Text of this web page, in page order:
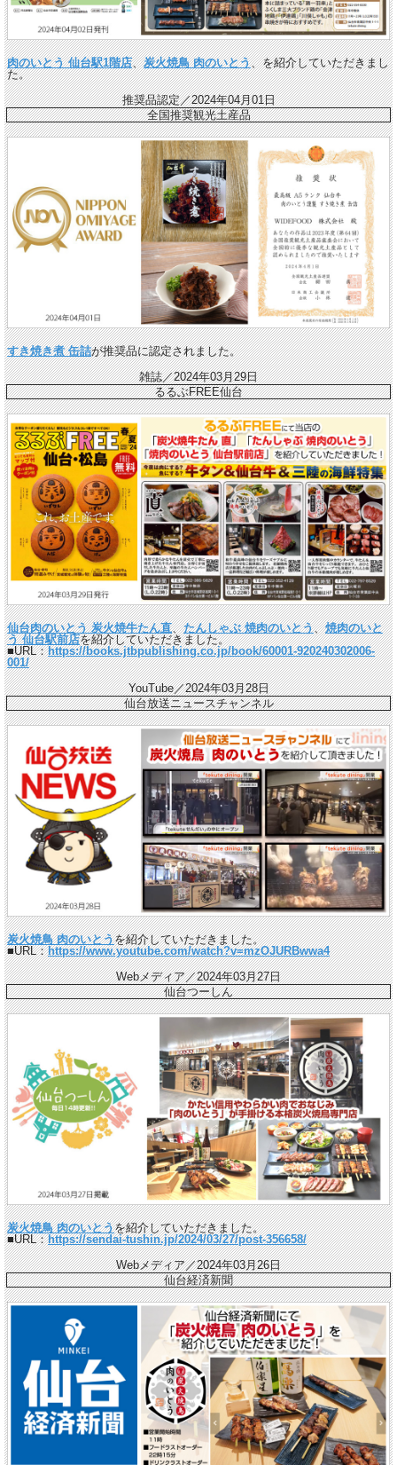
肉のいとう 仙台駅1階店、炭火焼鳥 肉のいとう、を紹介していただきまし
た。
推奨品認定／2024年04月01日
全国推奨観光土産品
すき焼き煮 缶詰が推奨品に認定されました。
雑誌／2024年03月29日
るるぶFREE仙台
仙台肉のいとう 炭火焼牛たん直、たんしゃぶ 焼肉のいとう、焼肉のいと
う 仙台駅前店を紹介していただきました。
■URL：https://books.jtbpublishing.co.jp/book/60001-920240302006-
001/
YouTube／2024年03月28日
仙台放送ニュースチャンネル
炭火焼鳥 肉のいとうを紹介していただきました。
■URL：https://www.youtube.com/watch?v=mzOJURBwwa4
Webメディア／2024年03月27日
仙台つーしん
炭火焼鳥 肉のいとうを紹介していただきました。
■URL：https://sendai-tushin.jp/2024/03/27/post-356658/
Webメディア／2024年03月26日
仙台経済新聞